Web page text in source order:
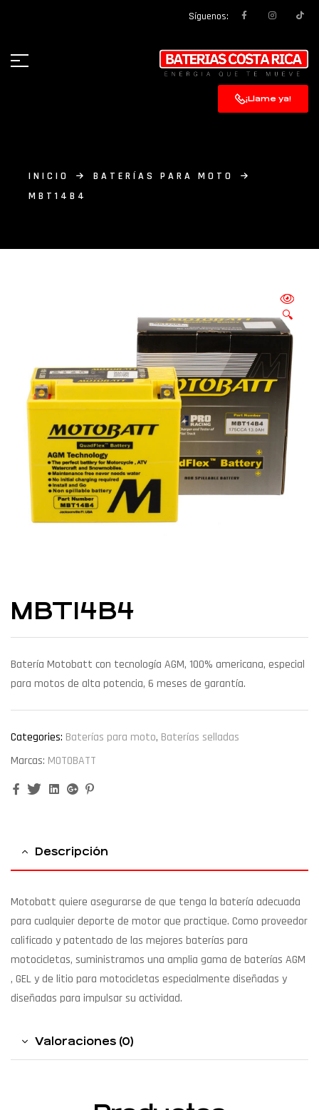
Síguenos:
¡Llame ya!
INICIO
BATERÍAS PARA MOTO
MBT14B4
🔍
MBT14B4
Batería Motobatt con tecnología AGM, 100% americana, especial
para motos de alta potencia, 6 meses de garantía.
Categories: Baterías para moto, Baterías selladas
Marcas: MOTOBATT
FacebookTwitterLinkedinGoogle+
Descripción
Motobatt quiere asegurarse de que tenga la batería adecuada
para cualquier deporte de motor que practique. Como proveedor
calificado y patentado de las mejores baterías para
motocicletas, suministramos una amplia gama de baterías AGM
, GEL y de litio para motocicletas especialmente diseñadas y
diseñadas para impulsar su actividad.
Valoraciones (0)